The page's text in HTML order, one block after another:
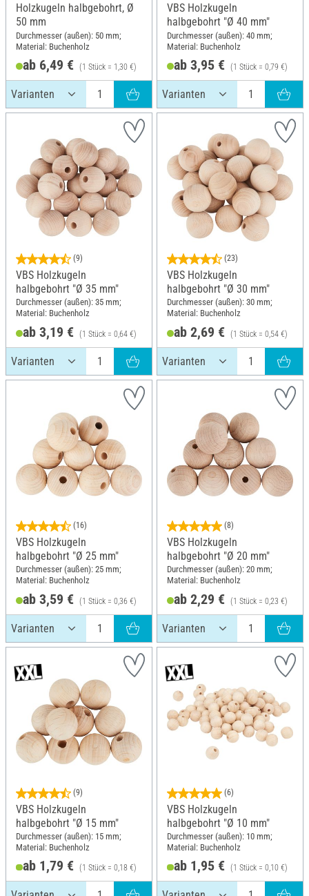
Holzkugeln halbgebohrt, Ø
50 mm
Durchmesser (außen): 50 mm;
Material: Buchenholz
ab 6,49 € (1 Stück = 1,30 €)
VBS Holzkugeln
halbgebohrt "Ø 40 mm"
Durchmesser (außen): 40 mm;
Material: Buchenholz
ab 3,95 € (1 Stück = 0,79 €)
(9)
VBS Holzkugeln
halbgebohrt "Ø 35 mm"
Durchmesser (außen): 35 mm;
Material: Buchenholz
ab 3,19 € (1 Stück = 0,64 €)
(23)
VBS Holzkugeln
halbgebohrt "Ø 30 mm"
Durchmesser (außen): 30 mm;
Material: Buchenholz
ab 2,69 € (1 Stück = 0,54 €)
(16)
VBS Holzkugeln
halbgebohrt "Ø 25 mm"
Durchmesser (außen): 25 mm;
Material: Buchenholz
ab 3,59 € (1 Stück = 0,36 €)
(8)
VBS Holzkugeln
halbgebohrt "Ø 20 mm"
Durchmesser (außen): 20 mm;
Material: Buchenholz
ab 2,29 € (1 Stück = 0,23 €)
(9)
VBS Holzkugeln
halbgebohrt "Ø 15 mm"
Durchmesser (außen): 15 mm;
Material: Buchenholz
ab 1,79 € (1 Stück = 0,18 €)
(6)
VBS Holzkugeln
halbgebohrt "Ø 10 mm"
Durchmesser (außen): 10 mm;
Material: Buchenholz
ab 1,95 € (1 Stück = 0,10 €)